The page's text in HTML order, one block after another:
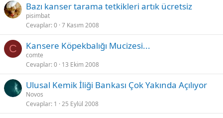
Bazı kanser tarama tetkikleri artık ücretsiz
pisimbat
Cevaplar 0 7 Kasım 2008
C Kansere Köpekbalığı Mucizesi...
comte
Cevaplar 0 13 Ekim 2008
Ulusal Kemik İliği Bankası Çok Yakında Açılıyor
Novos
Cevaplar 1 25 Eylül 2008